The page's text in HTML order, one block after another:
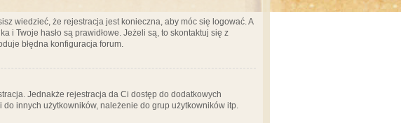
wiedzieć, że rejestracja jest konieczna, aby móc się logować. A
i Twoje hasło są prawidłowe. Jeżeli są, to skontaktuj się z
błędna konfiguracja forum.
Jednakże rejestracja da Ci dostęp do dodatkowych
innych użytkowników, należenie do grup użytkowników itp.